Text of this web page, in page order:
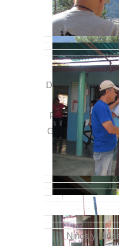
Promotor de
Director de
Coordinadores
Profesores: Ana
Guerrero de la
Niños y